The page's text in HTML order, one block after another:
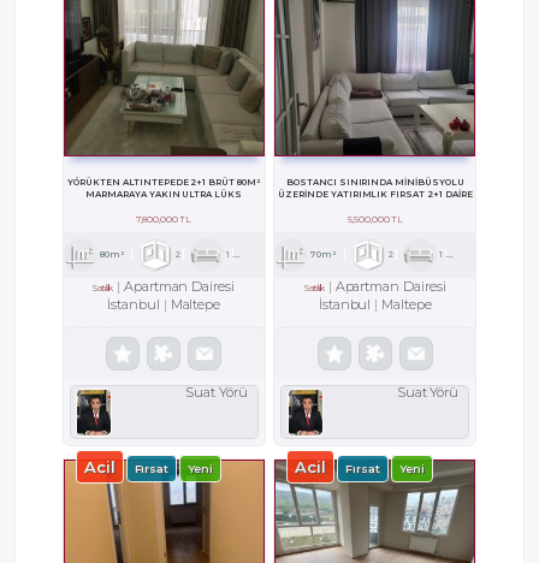
YÖRÜKTEN ALTINTEPEDE 2+1 BRÜT 80M²
MARMARAYA YAKIN ULTRA LÜKS
7,800,000 TL
80m² 2 1
Satılık
Apartman Dairesi
İstanbul
Maltepe
Suat Yörü
BOSTANCI SINIRINDA MİNİBÜSYOLU
ÜZERİNDE YATIRIMLIK FIRSAT 2+1 DAİRE
5,500,000 TL
70m² 2 1
Satılık
Apartman Dairesi
İstanbul
Maltepe
Suat Yörü
Acil Fırsat Yeni Acil Fırsat Yeni